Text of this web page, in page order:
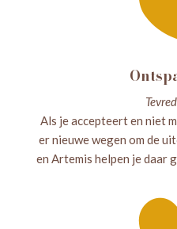
Als je accepteert en niet
er nieuwe wegen om de
en Artemis helpen je daar